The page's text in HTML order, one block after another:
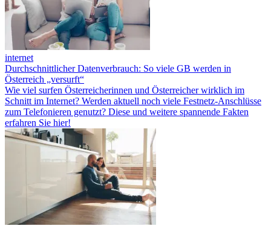
internet
Durchschnittlicher Datenverbrauch: So viele GB werden in
Österreich „versurft“
Wie viel surfen Österreicherinnen und Österreicher wirklich im
Schnitt im Internet? Werden aktuell noch viele Festnetz-Anschlüsse
zum Telefonieren genutzt? Diese und weitere spannende Fakten
erfahren Sie hier!